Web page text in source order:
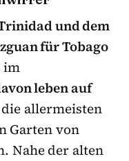
und dem
für Tobago
im
leben auf
allermeisten
Garten von
Nahe der alten